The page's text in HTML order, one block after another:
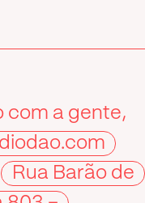
com a gente,
Rua Barão de